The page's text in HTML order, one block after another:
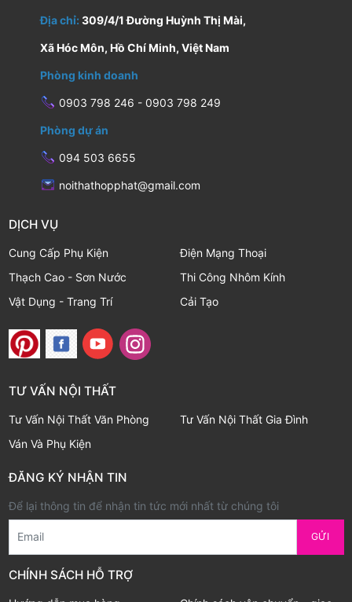
Địa chỉ: 309/4/1 Đường Huỳnh Thị Mài,
Xã Hóc Môn, Hồ Chí Minh, Việt Nam
Phòng kinh doanh
0903 798 246 - 0903 798 249
Phòng dự án
094 503 6655
noithathopphat@gmail.com
DỊCH VỤ
Cung Cấp Phụ Kiện
Điện Mạng Thoại
Thạch Cao - Sơn Nước
Thi Công Nhôm Kính
Vật Dụng - Trang Trí
Cải Tạo
TƯ VẤN NỘI THẤT
Tư Vấn Nội Thất Văn Phòng
Tư Vấn Nội Thất Gia Đình
Ván Và Phụ Kiện
ĐĂNG KÝ NHẬN TIN
Để lại thông tin để nhận tin tức mới nhất từ chúng tôi
Email GỬI
CHÍNH SÁCH HỖ TRỢ